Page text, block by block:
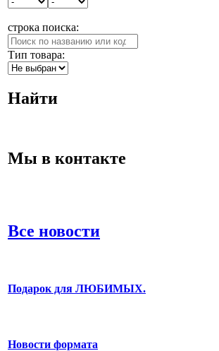
строка поиска:
Тип товара:
Найти
Мы в контакте
Все новости
Подарок для ЛЮБИМЫХ.
Новости формата